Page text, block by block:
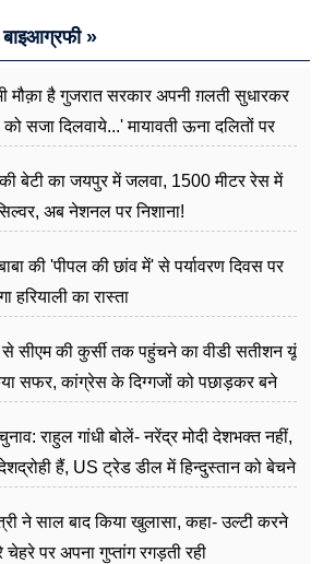
बाइआग्रफी »
मौक़ा है गुजरात सरकार अपनी ग़लती सुधारकर
को सजा दिलवाये...' मायावती ऊना दलितों पर
बेटी का जयपुर में जलवा, 1500 मीटर रेस में
अब नेशनल पर निशाना!
की 'पीपल की छांव में' से पर्यावरण दिवस पर
हरियाली का रास्ता
सीएम की कुर्सी तक पहुंचने का वीडी सतीशन यूं
सफर, कांग्रेस के दिग्गजों को पछाड़कर बने
राहुल गांधी बोलें- नरेंद्र मोदी देशभक्त नहीं,
हैं, US ट्रेड डील में हिन्दुस्तान को बेचने
ने साल बाद किया खुलासा, कहा- उल्टी करने
पर अपना गुप्तांग रगड़ती रही